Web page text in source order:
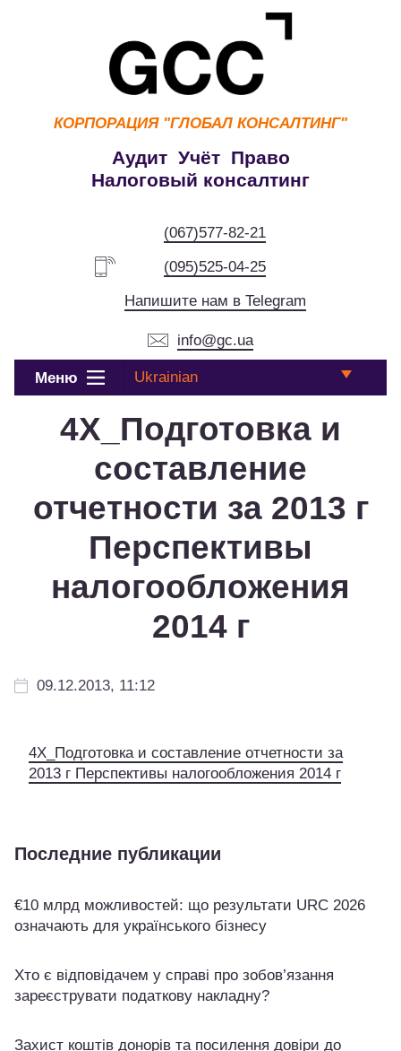
КОРПОРАЦИЯ "ГЛОБАЛ КОНСАЛТИНГ"
Аудит Учёт Право
Налоговый консалтинг
(067)577-82-21
(095)525-04-25
Напишите нам в Telegram
info@gc.ua
Меню Ukrainian
4Х_Подготовка и
составление
отчетности за 2013 г
Перспективы
налогообложения
2014 г
09.12.2013, 11:12
4Х_Подготовка и составление отчетности за
2013 г Перспективы налогообложения 2014 г
Последние публикации
€10 млрд можливостей: що результати URC 2026
означають для українського бізнесу
Хто є відповідачем у справі про зобов’язання
зареєструвати податкову накладну?
Захист коштів донорів та посилення довіри до